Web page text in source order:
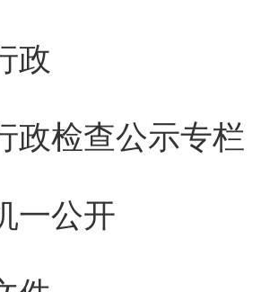
政
政检查公示专栏
一公开